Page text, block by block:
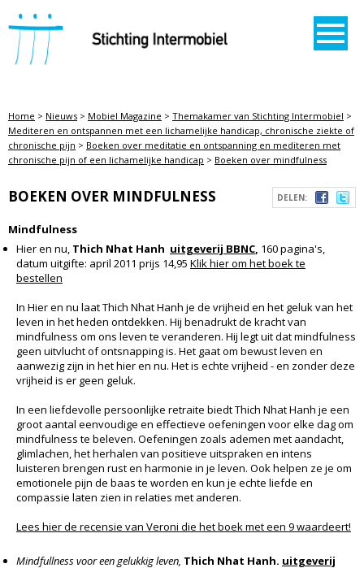
STICHTING INTERMOBIEL
Home > Nieuws > Mobiel Magazine > Themakamer van Stichting Intermobiel >
Mediteren en ontspannen met een lichamelijke handicap, chronische ziekte of
chronische pijn > Boeken over meditatie en ontspanning en mediteren met
chronische pijn of een lichamelijke handicap > Boeken over mindfulness
DELEN:
BOEKEN OVER MINDFULNESS
Mindfulness
Hier en nu, Thich Nhat Hanh uitgeverij BBNC, 160 pagina's,
datum uitgifte: april 2011 prijs 14,95 Klik hier om het boek te
bestellen
In Hier en nu laat Thich Nhat Hanh je de vrijheid en het geluk van het
leven in het heden ontdekken. Hij benadrukt de kracht van
mindfulness om ons leven te veranderen. Hij legt uit dat mindfulness
geen uitvlucht of ontsnapping is. Het gaat om bewust leven en
aanwezig zijn in het hier en nu. Het is echte vrijheid - en zonder deze
vrijheid is er geen geluk.
In een liefdevolle persoonlijke retraite biedt Thich Nhat Hanh je een
groot aantal eenvoudige en effectieve oefeningen voor elke dag om
mindfulness te beleven. Oefeningen zoals ademen met aandacht,
glimlachen, het herhalen van positieve uitspraken en intens
luisteren brengen rust en harmonie in je leven. Ook helpen ze je om
emotionele pijn de baas te worden en kun je echte liefde en
compassie laten zien in relaties met anderen.
Lees hier de recensie van Veroni die het boek met een 9 waardeert!
Mindfullness voor een gelukkig leven, Thich Nhat Hanh. uitgeverij